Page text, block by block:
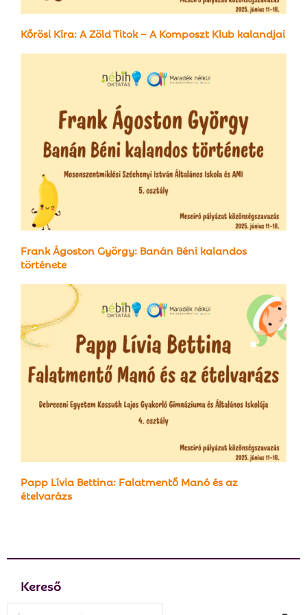
Kőrösi Kíra: A Zöld Titok – A Komposzt Klub kalandjai
Frank Ágoston György: Banán Béni kalandos
története
Papp Lívia Bettina: Falatmentő Manó és az
ételvarázs
Kereső